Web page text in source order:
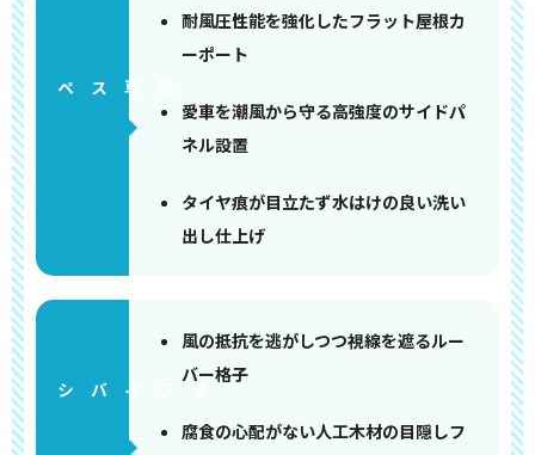
耐風圧性能を強化したフラット屋根カ
ーポート
愛車を潮風から守る高強度のサイドパ
ネル設置
タイヤ痕が目立たず水はけの良い洗い
出し仕上げ
風の抵抗を逃がしつつ視線を遮るルー
バー格子
腐食の心配がない人工木材の目隠しフ